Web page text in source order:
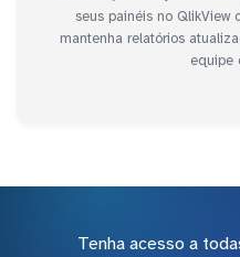
seus painéis no QlikView
mantenha relatórios
equipe
Tenha acesso a